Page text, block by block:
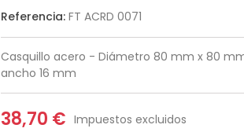
Referencia: FT ACRD 0071
Casquillo acero - Diámetro 80 mm x 80
ancho 16 mm
38,70 € Impuestos excluidos